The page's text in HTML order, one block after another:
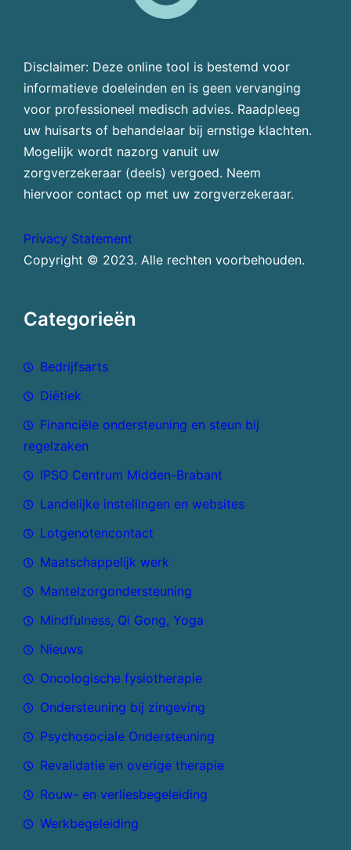
Disclaimer: Deze online tool is bestemd voor
informatieve doeleinden en is geen vervanging
voor professioneel medisch advies. Raadpleeg
uw huisarts of behandelaar bij ernstige klachten.
Mogelijk wordt nazorg vanuit uw
zorgverzekeraar (deels) vergoed. Neem
hiervoor contact op met uw zorgverzekeraar.
Privacy Statement
Copyright © 2023. Alle rechten voorbehouden.
Categorieën
Bedrijfsarts
Diëtiek
Financiële ondersteuning en steun bij
regelzaken
IPSO Centrum Midden-Brabant
Landelijke instellingen en websites
Lotgenotencontact
Maatschappelijk werk
Mantelzorgondersteuning
Mindfulness, Qi Gong, Yoga
Nieuws
Oncologische fysiotherapie
Ondersteuning bij zingeving
Psychosociale Ondersteuning
Revalidatie en overige therapie
Rouw- en verliesbegeleiding
Werkbegeleiding